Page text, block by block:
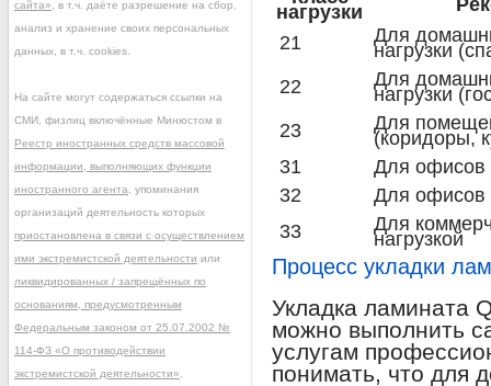
нагрузки
21
Для
нагрузки
22
Для
нагрузки
23
Для
(коридоры,
31
Для офисов
32
Для офисов
33
Для
нагрузкой
Процесс укладки
Укладка ламината
можно выполнить
услугам
понимать, что для
сайта» , в т.ч. даёте разрешение на сбор,
анализ и хранение своих персональных
данных, в т.ч. cookies.
На сайте могут содержаться ссылки на
СМИ, физлиц включённые Минюстом в
Реестр иностранных средств массовой
информации, выполняющих функции
иностранного агента , упоминания
организаций деятельность которых
приостановлена в связи с осуществлением
ими экстремистской деятельности или
ликвидированных / запрещённых по
основаниям, предусмотренным
Федеральным законом от 25.07.2002 №
114-ФЗ «О противодействии
экстремистской деятельности»